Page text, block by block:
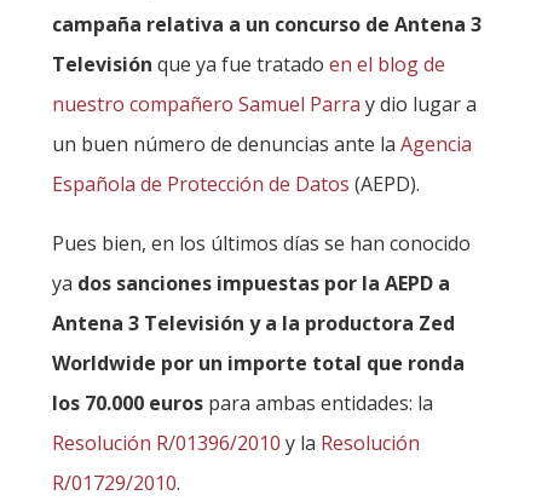
campaña relativa a un concurso de Antena 3
Televisión que ya fue tratado en el blog de
nuestro compañero Samuel Parra y dio lugar a
un buen número de denuncias ante la Agencia
Española de Protección de Datos (AEPD).
Pues bien, en los últimos días se han conocido
ya dos sanciones impuestas por la AEPD a
Antena 3 Televisión y a la productora Zed
Worldwide por un importe total que ronda
los 70.000 eurospara ambas entidades: la
Resolución R/01396/2010 y la Resolución
R/01729/2010.